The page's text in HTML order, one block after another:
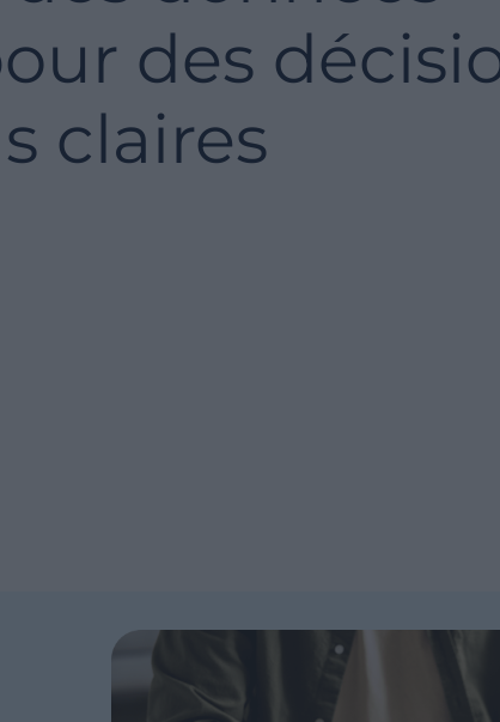
des
claires